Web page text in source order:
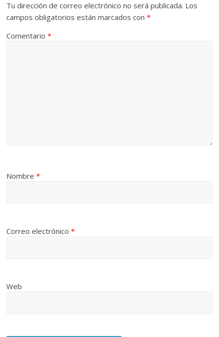
Tu dirección de correo electrónico no será publicada. Los
campos obligatorios están marcados con*
Comentario*
Nombre*
Correo electrónico*
Web